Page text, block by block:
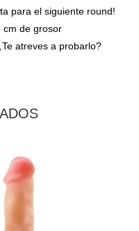
para el siguiente round!
cm de grosor
atreves a probarlo?